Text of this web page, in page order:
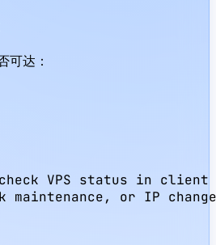
可达：
VPS status in client
maintenance, or IP